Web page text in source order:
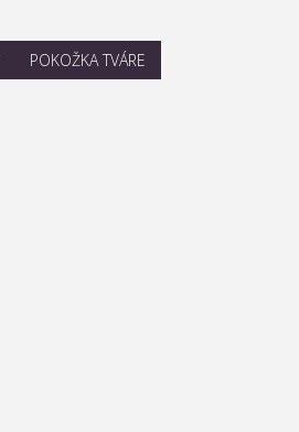
POKOŽKA TVÁRE